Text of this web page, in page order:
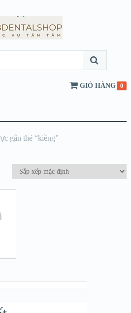
GIỎ HÀNG 0
gắn thẻ “kiềng”